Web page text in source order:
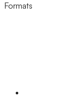
Formats